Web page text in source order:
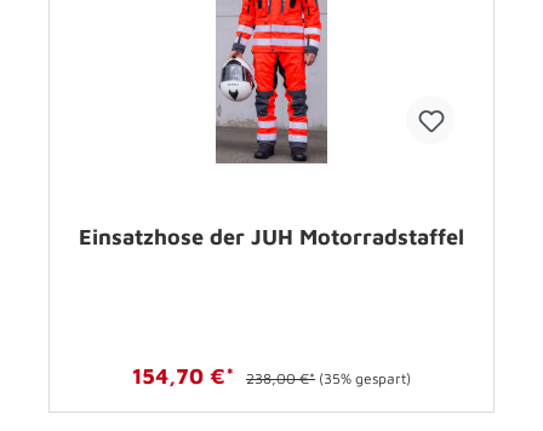
Einsatzhose der JUH Motorradstaffel
154,70 €* 238,00 €* (35% gespart)